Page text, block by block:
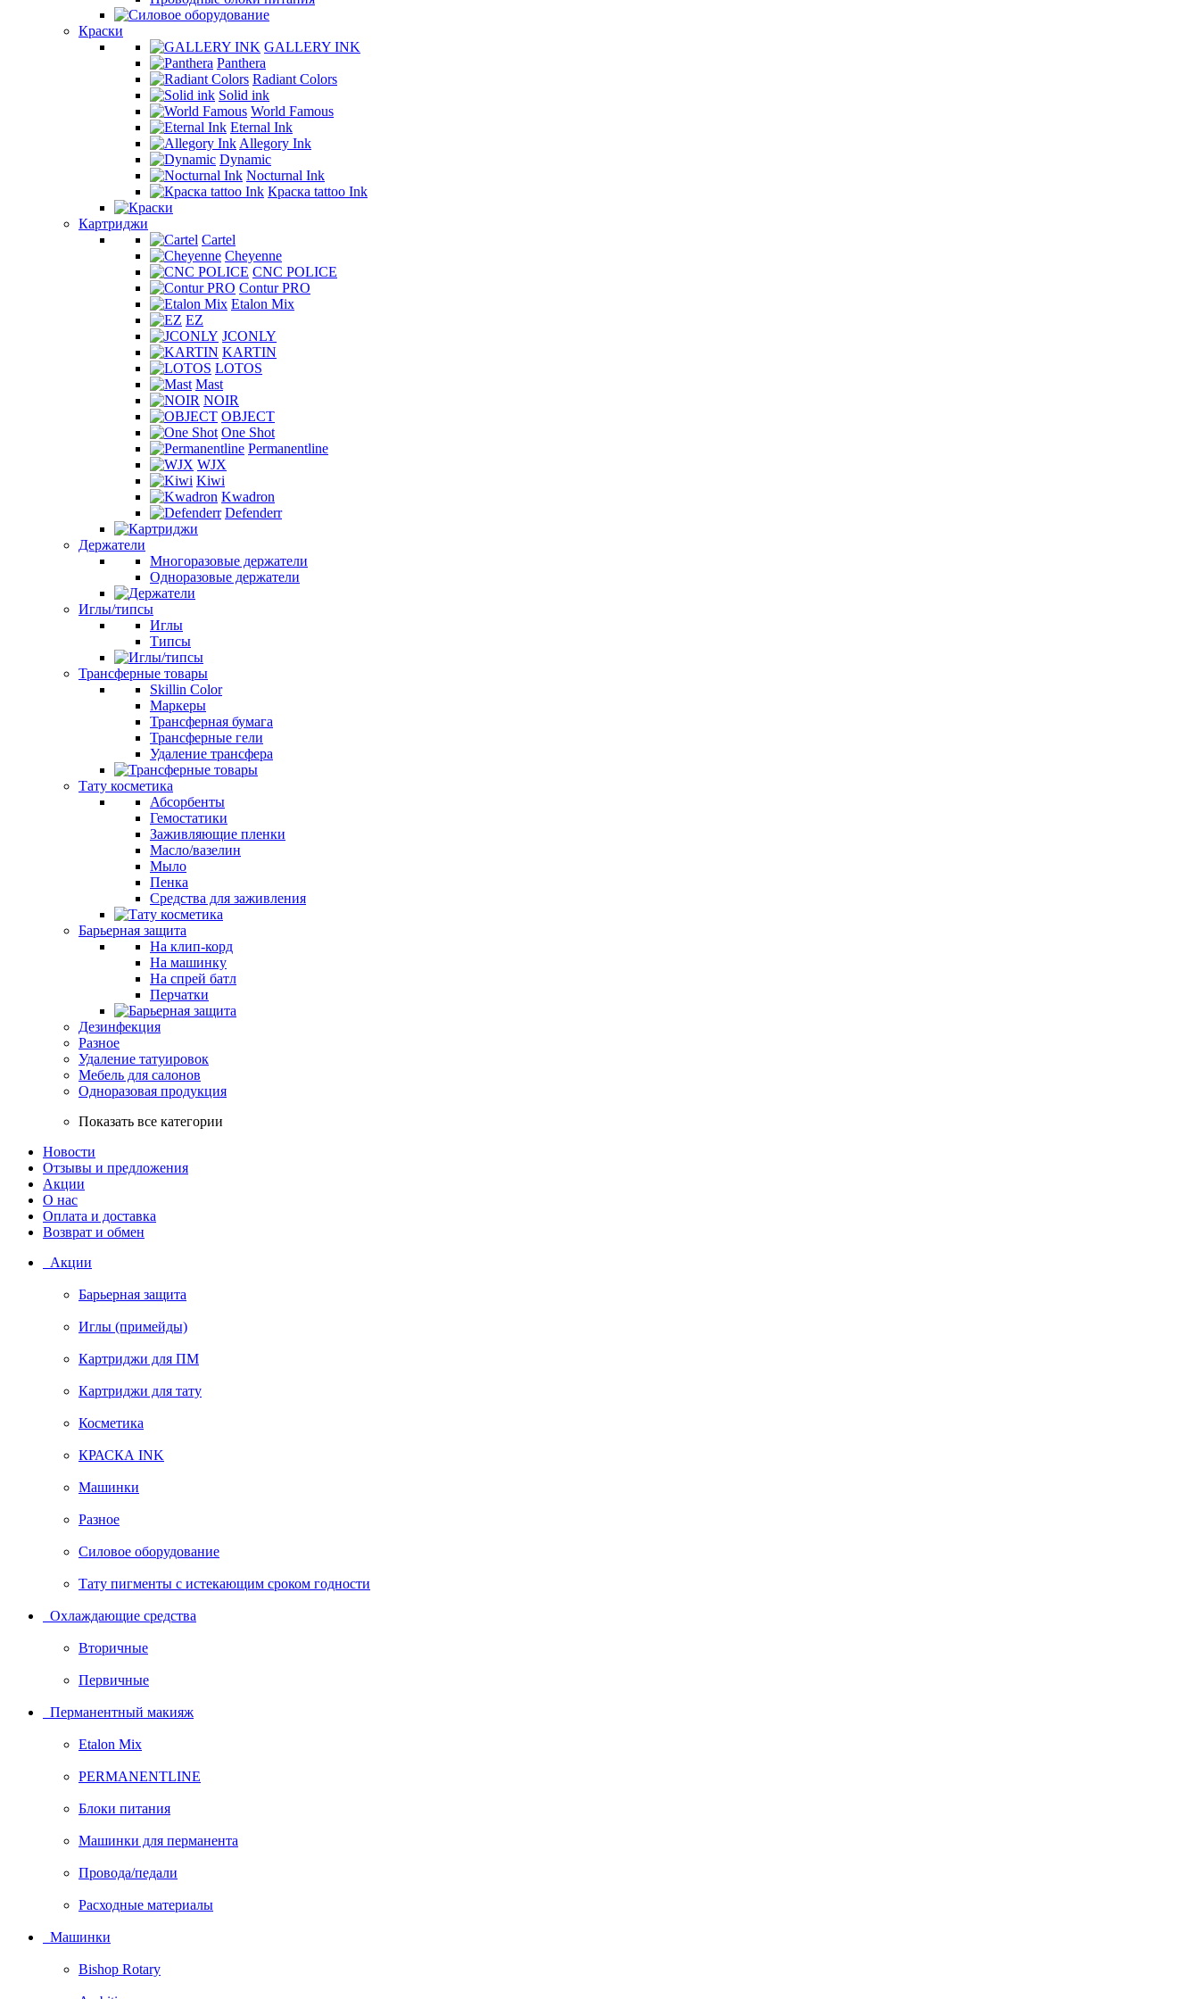
Краски
GALLERY INK
Panthera
Radiant Colors
Solid ink
World Famous
Eternal Ink
Allegory Ink
Dynamic
Nocturnal Ink
Краска tattoo Ink
Картриджи
Cartel
Cheyenne
CNC POLICE
Contur PRO
Etalon Mix
EZ
JCONLY
KARTIN
LOTOS
Mast
NOIR
OBJECT
One Shot
Permanentline
WJX
Kiwi
Kwadron
Defenderr
Держатели
Многоразовые держатели
Одноразовые держатели
Иглы/типсы
Иглы
Типсы
Трансферные товары
Skillin Color
Маркеры
Трансферная бумага
Трансферные гели
Удаление трансфера
Тату косметика
Абсорбенты
Гемостатики
Заживляющие пленки
Масло/вазелин
Мыло
Пенка
Средства для заживления
Барьерная защита
На клип-корд
На машинку
На спрей батл
Перчатки
Дезинфекция
Разное
Удаление татуировок
Мебель для салонов
Одноразовая продукция
Показать все категории
Новости
Отзывы и предложения
Акции
О нас
Оплата и доставка
Возврат и обмен
Акции
Барьерная защита
Иглы (примейды)
Картриджи для ПМ
Картриджи для тату
Косметика
КРАСКА INK
Машинки
Разное
Силовое оборудование
Тату пигменты с истекающим сроком годности
Охлаждающие средства
Вторичные
Первичные
Перманентный макияж
Etalon Mix
PERMANENTLINE
Блоки питания
Машинки для перманента
Провода/педали
Расходные материалы
Машинки
Bishop Rotary